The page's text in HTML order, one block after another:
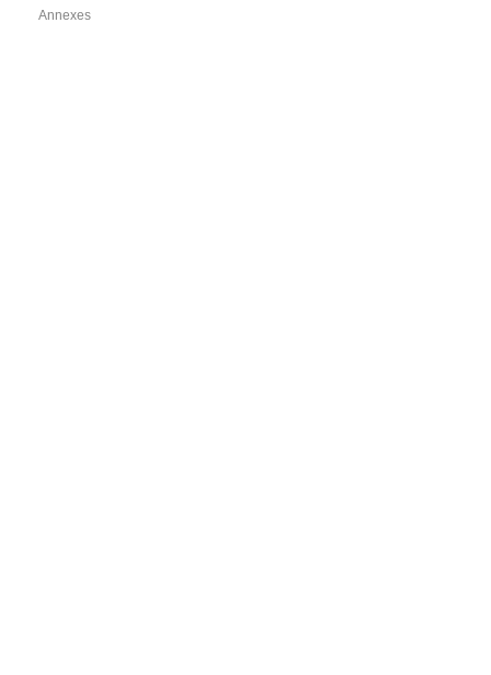
Annexes